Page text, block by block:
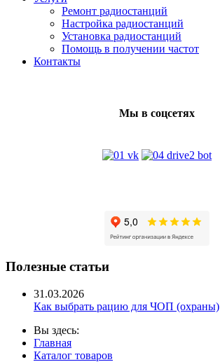
Ремонт радиостанций
Настройка радиостанций
Установка радиостанций
Помощь в получении частот
Контакты
Мы в соцсетях
Полезные статьи
31.03.2026
Как выбрать рацию для ЧОП (охраны)
Вы здесь:
Главная
Каталог товаров